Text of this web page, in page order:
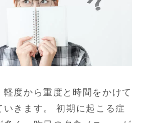
度から重度と時間をかけて
いきます。 初期に起こる症